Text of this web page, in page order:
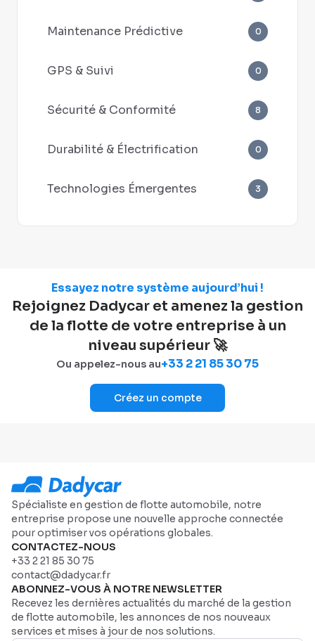
Maintenance Prédictive 0
GPS & Suivi 0
Sécurité & Conformité 8
Durabilité & Électrification 0
Technologies Émergentes 3
Essayez notre système aujourd’hui !
Rejoignez Dadycar et amenez la gestion
de la flotte de votre entreprise à un
niveau supérieur 🚀
Ou appelez-nous au+33 2 21 85 30 75
Créez un compte
Spécialiste en gestion de flotte automobile, notre
entreprise propose une nouvelle approche connectée
pour optimiser vos opérations globales.
CONTACTEZ-NOUS
+33 2 21 85 30 75
contact@dadycar.fr
ABONNEZ-VOUS À NOTRE NEWSLETTER
Recevez les dernières actualités du marché de la gestion
de flotte automobile, les annonces de nos nouveaux
services et mises à jour de nos solutions.